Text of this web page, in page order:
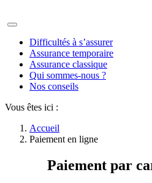
Difficultés à s’assurer
Assurance temporaire
Assurance classique
Qui sommes-nous ?
Nos conseils
Vous êtes ici :
Accueil
Paiement en ligne
Paiement par